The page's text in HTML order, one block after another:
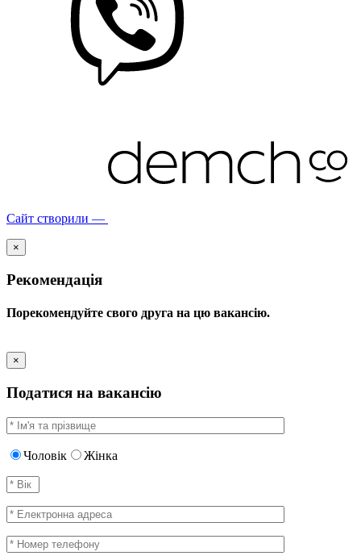
Сайт створили —
×
Рекомендація
Порекомендуйте свого друга на цю вакансію.
×
Податися на вакансію
Чоловік Жінка